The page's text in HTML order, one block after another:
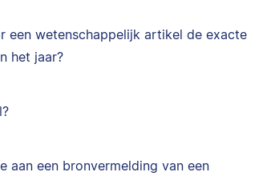
een wetenschappelijk artikel de exacte
het jaar?
aan een bronvermelding van een